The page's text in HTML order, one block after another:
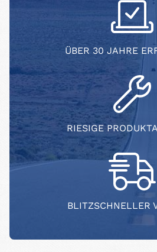
ÜBER 30 JAHRE
RIESIGE
BLITZSCHNELLER